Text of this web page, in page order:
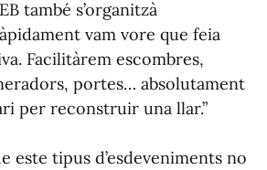
també s’organitzà
vam vore que feia
Facilitàrem escombres,
portes… absolutament
per reconstruir una llar.”
este tipus d’esdeveniments no